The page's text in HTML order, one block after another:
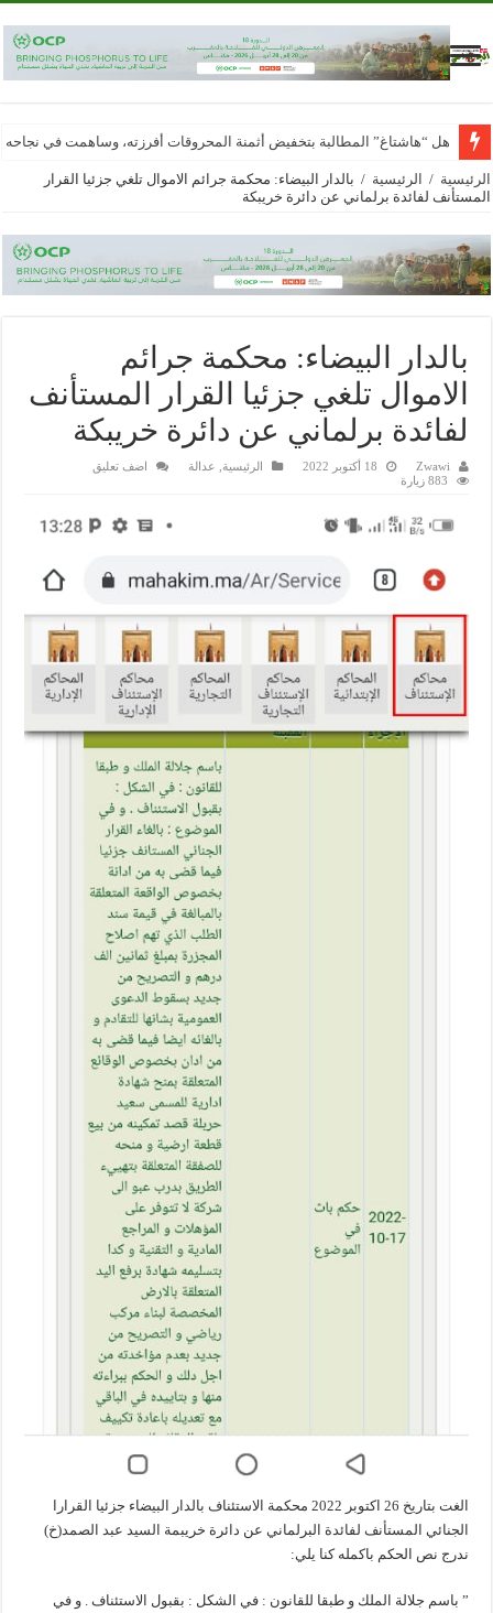
هل “هاشتاغ” المطالبة بتخفيض أثمنة المحروقات أفرزته، وساهمت في
الرئيسية / الرئيسية / بالدار البيضاء: محكمة جرائم الاموال تلغي جزئيا القرار
المستأنف لفائدة برلماني عن دائرة خريبكة
بالدار البيضاء: محكمة جرائم
الاموال تلغي جزئيا القرار المستأنف
لفائدة برلماني عن دائرة خريبكة
Zwawi 18 أكتوبر 2022 الرئيسية عدالة
اضف تعليق
883 زيارة
الغت بتاريخ 26 اكتوبر 2022 محكمة الاستئناف بالدار البيضاء جزئيا القرارا
الجنائي المستأنف لفائدة البرلماني عن دائرة خريبمة السيد عبد الصمد(خ)
ندرج نص الحكم باكمله كنا يلي:
” باسم جلالة الملك و طبقا للقانون : في الشكل : بقبول الاستئناف . و في